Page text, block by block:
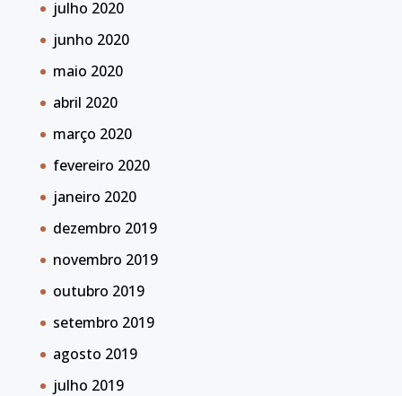
julho 2020
junho 2020
maio 2020
abril 2020
março 2020
fevereiro 2020
janeiro 2020
dezembro 2019
novembro 2019
outubro 2019
setembro 2019
agosto 2019
julho 2019